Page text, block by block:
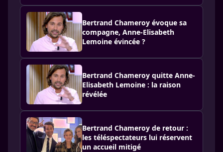
Bertrand Chameroy évoque sa
compagne, Anne-Elisabeth
Lemoine évincée ?
Bertrand Chameroy quitte Anne-
Elisabeth Lemoine : la raison
révélée
Bertrand Chameroy de retour :
les téléspectateurs lui réservent
un accueil mitigé